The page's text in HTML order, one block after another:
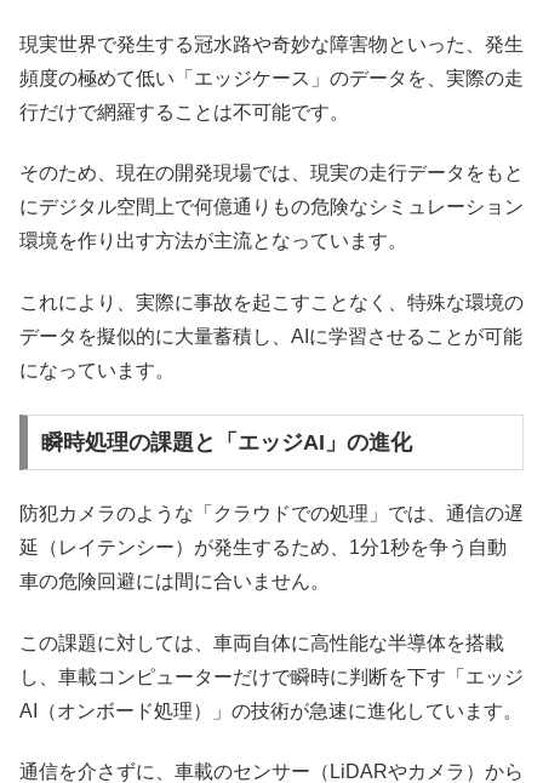
現実世界で発生する冠水路や奇妙な障害物といった、発生
頻度の極めて低い「エッジケース」のデータを、実際の走
行だけで網羅することは不可能です。
そのため、現在の開発現場では、現実の走行データをもと
にデジタル空間上で何億通りもの危険なシミュレーション
環境を作り出す方法が主流となっています。
これにより、実際に事故を起こすことなく、特殊な環境の
データを擬似的に大量蓄積し、AIに学習させることが可能
になっています。
瞬時処理の課題と「エッジAI」の進化
防犯カメラのような「クラウドでの処理」では、通信の遅
延（レイテンシー）が発生するため、1分1秒を争う自動
車の危険回避には間に合いません。
この課題に対しては、車両自体に高性能な半導体を搭載
し、車載コンピューターだけで瞬時に判断を下す「エッジ
AI（オンボード処理）」の技術が急速に進化しています。
通信を介さずに、車載のセンサー（LiDARやカメラ）から